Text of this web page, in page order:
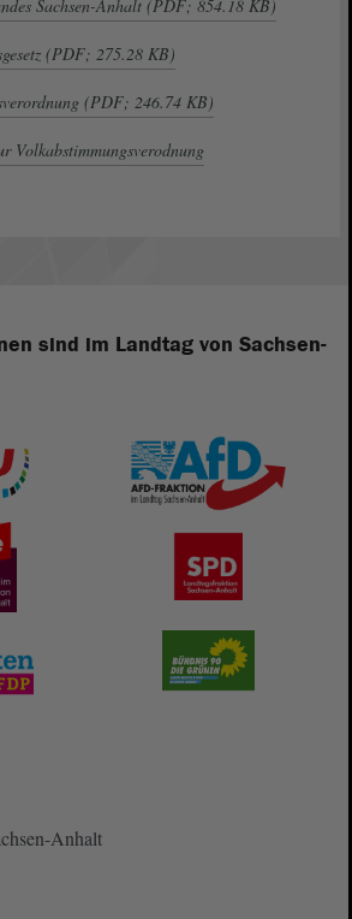
Sachsen-Anhalt (PDF; 854.18 KB)
(PDF; 275.28 KB)
(PDF; 246.74 KB)
Volkabstimmungsverodnung
sind im Landtag von Sachsen-
Anhalt